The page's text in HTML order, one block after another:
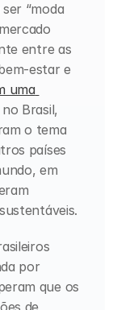
“moda
estar e
uma
Brasil,
o tema
países
em
por
que os